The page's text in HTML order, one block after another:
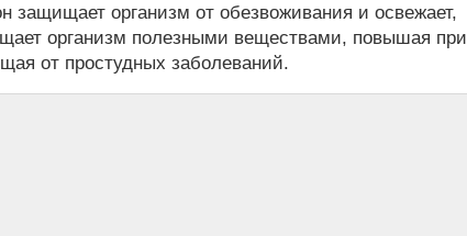
защищает организм от обезвоживания и освежает,
организм полезными веществами, повышая при
от простудных заболеваний.